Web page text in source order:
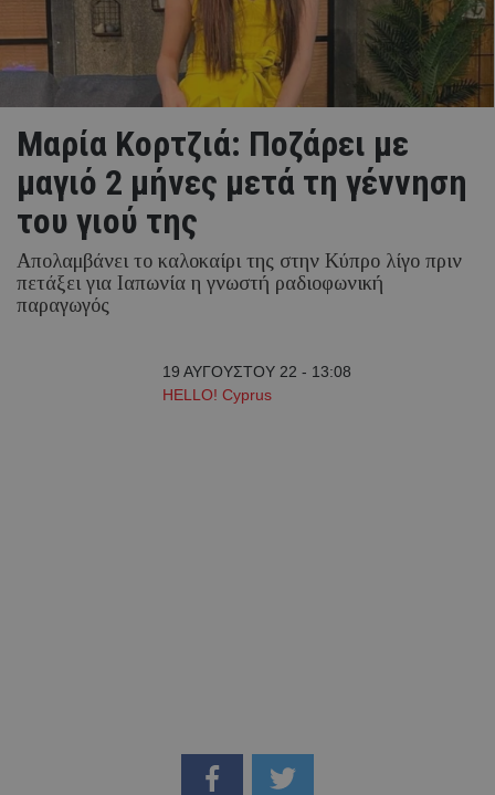
Μαρία Κορτζιά: Ποζάρει με
μαγιό 2 μήνες μετά τη γέννηση
του γιού της
Απολαμβάνει το καλοκαίρι της στην Κύπρο λίγο πριν
πετάξει για Ιαπωνία η γνωστή ραδιοφωνική
παραγωγός
19 ΑΥΓΟΥΣΤΟΥ 22 - 13:08
HELLO! Cyprus